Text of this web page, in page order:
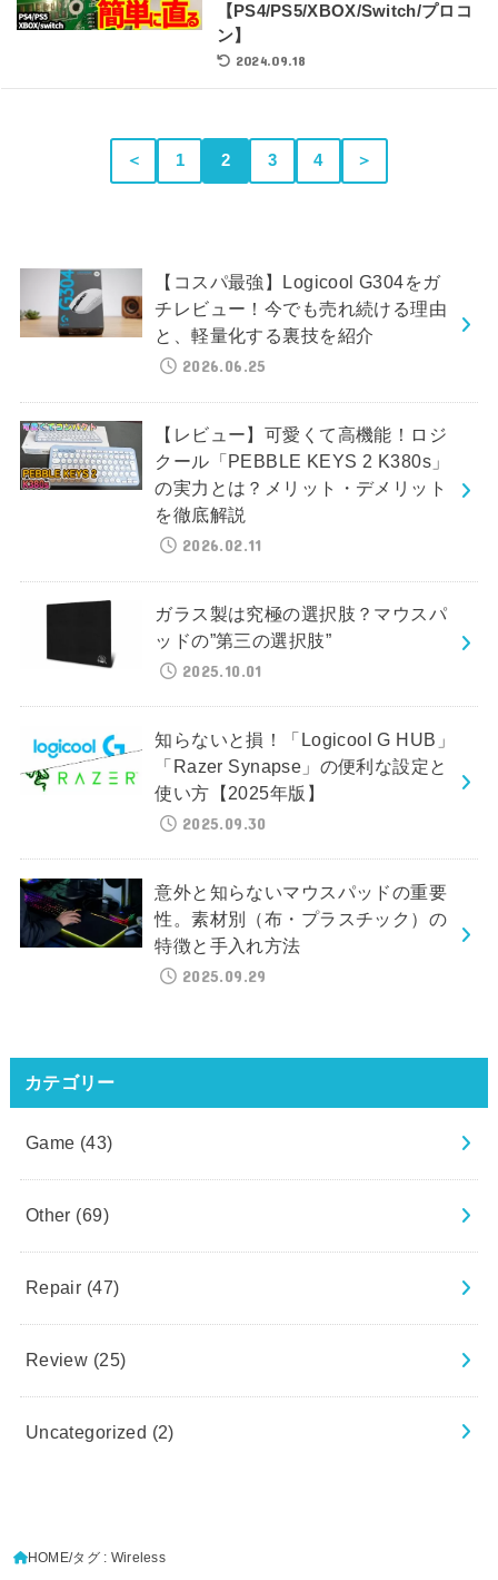
【PS4/PS5/XBOX/Switch/プロコ
ン】
2024.09.18
＜ 1 2 3 4 ＞
【コスパ最強】Logicool G304をガ
チレビュー！今でも売れ続ける理由
と、軽量化する裏技を紹介
2026.06.25
【レビュー】可愛くて高機能！ロジ
クール「PEBBLE KEYS 2 K380s」
の実力とは？メリット・デメリット
を徹底解説
2026.02.11
ガラス製は究極の選択肢？マウスパ
ッドの”第三の選択肢”
2025.10.01
知らないと損！「Logicool G HUB」
「Razer Synapse」の便利な設定と
使い方【2025年版】
2025.09.30
意外と知らないマウスパッドの重要
性。素材別（布・プラスチック）の
特徴と手入れ方法
2025.09.29
カテゴリー
Game (43)
Other (69)
Repair (47)
Review (25)
Uncategorized (2)
HOME タグ : Wireless